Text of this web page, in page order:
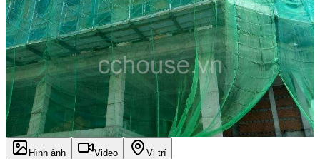
Hình ảnh Video Vị trí